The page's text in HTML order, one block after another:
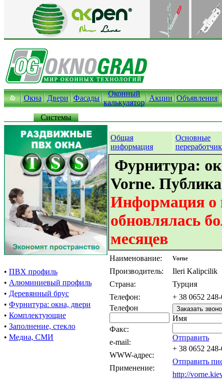
Окна Двери Фасады
Оконный
калькулятор
Акции Объявления
Системы
• ПВХ профиль
• Алюминиевый профиль
• Деревянный брус
• Фурнитура: окна, двери
• Комплектующие
• Заполнение, стекло
• Медиа, СМИ
Общая
информация
Основные
Фурнитура:
Vorne.
Информация о
обновлялась
месяцев
Наименование:
Производитель:
Страна:
Телефон:
Телефон
Факс:
e-mail:
WWW-адрес:
Применение:
Vorne
Ileri Kalipcilik
Турция
+ 38 0652
Имя
Отправить
+ 38 0652
Отправить
http://